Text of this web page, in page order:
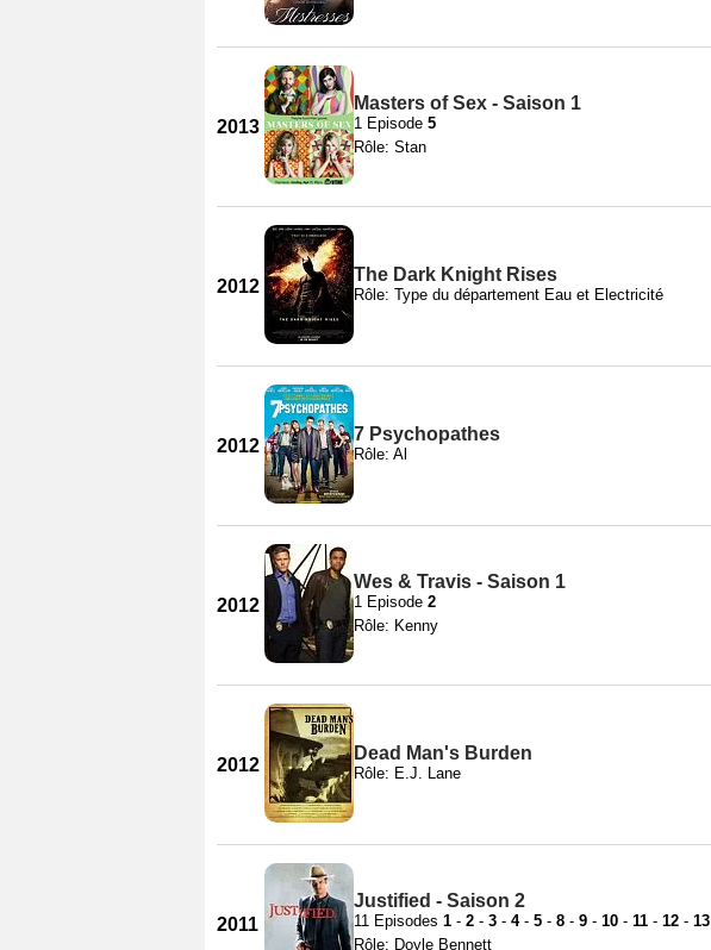
2013
Masters of Sex - Saison 1
1 Episode 5
Rôle: Stan
2012
The Dark Knight Rises
Rôle: Type du département Eau et Electricité
2012
7 Psychopathes
Rôle: Al
2012
Wes & Travis - Saison 1
1 Episode 2
Rôle: Kenny
2012
Dead Man's Burden
Rôle: E.J. Lane
2011
Justified - Saison 2
11 Episodes 1 - 2 - 3 - 4- 5 - 8 - 9 - 10 - 11 - 12 - 13
Rôle: Doyle Bennett